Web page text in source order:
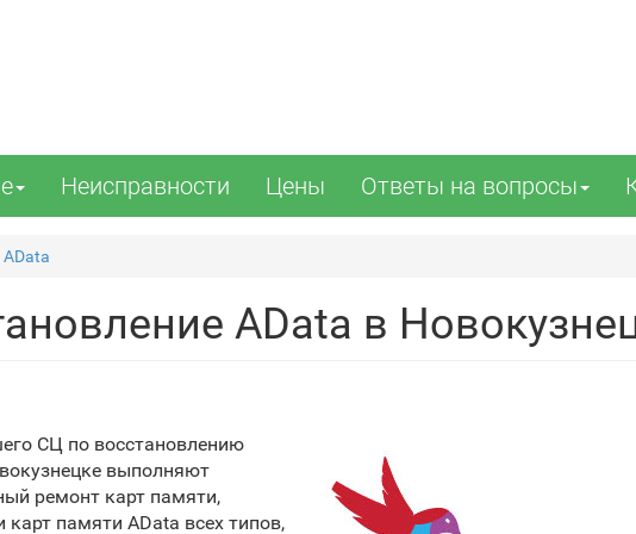
Неисправности Цены Ответы на вопросы
AData
AData в
СЦ по восстановлению
выполняют
ремонт карт памяти,
памяти AData всех типов,